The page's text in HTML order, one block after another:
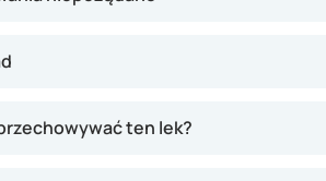
ten lek?